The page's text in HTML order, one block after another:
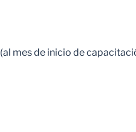
(al mes de inicio de